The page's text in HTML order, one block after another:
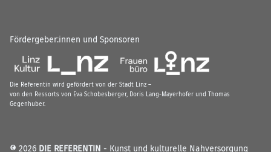
© 2026 DIE REFERENTIN - Kunst und kulturelle Nahversorgung
Fördergeber:innen und Sponsoren
Die Referentin wird gefördert von der Stadt Linz –
von den Ressorts von Eva Schobesberger, Doris Lang-Mayerhofer und Thomas
Gegenhuber.